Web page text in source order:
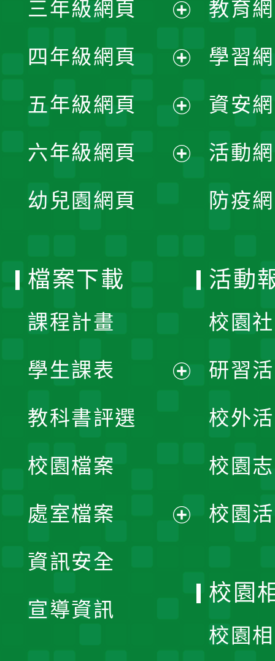
選
單
開
選
單
三年級網頁
開
選
單
四年級網頁
開
選
五年級網頁
開
六年級網頁
幼兒園網頁
教育
學習
資安
活動
防疫
檔案下載
課程計畫
學生課表
單
教科書評選
校園檔案
處室檔案
資訊安全
宣導資訊
活動
校園
研習
校外
校園
校園
校園
校園